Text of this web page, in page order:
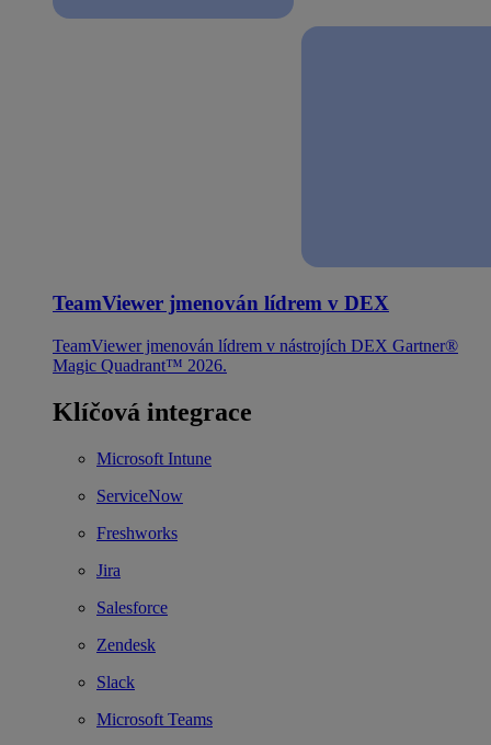
TeamViewer jmenován lídrem v DEX
TeamViewer jmenován lídrem v nástrojích DEX Gartner®
Magic Quadrant™ 2026.
Klíčová integrace
Microsoft Intune
ServiceNow
Freshworks
Jira
Salesforce
Zendesk
Slack
Microsoft Teams